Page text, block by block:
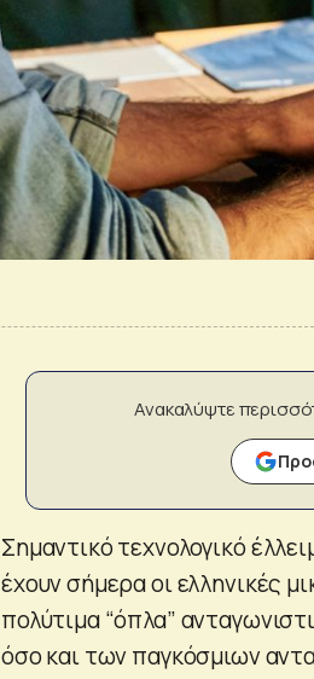
Ανακαλύψτε
Σημαντικό τεχνολογικό
έχουν σήμερα οι ελληνικές
πολύτιμα “όπλα”
όσο και των παγκόσμιων